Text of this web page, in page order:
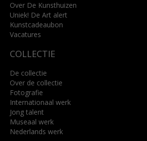
info@kunsthuisbreda.nl
Lees meer
Over De Kunsthuizen
Uniek! De Art alert
Kunstcadeaubon
Vacatures
COLLECTIE
De collectie
Over de collectie
Fotografie
Internationaal werk
Jong talent
Museaal werk
Nederlands werk